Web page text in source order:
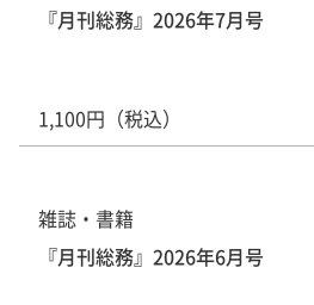
『月刊総務』2026年7月号
1,100円（税込）
雑誌・書籍
『月刊総務』2026年6月号